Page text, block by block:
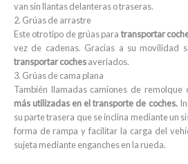
van sin llantas delanteras o traseras.
2. Grúas de arrastre
Este otro tipo de grúas para transportar
vez de cadenas. Gracias a su movilidad
transportar cochesaveriados.
3. Grúas de cama plana
También llamadas camiones de remolque
más utilizadas en el transporte de coches.
su parte trasera que se inclina mediante un
forma de rampa y facilitar la carga del
sujeta mediante enganches en la rueda.